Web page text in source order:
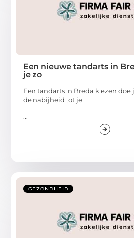
Een nieuwe tandarts in
je zo
Een tandarts in Breda kiezen doe
de nabijheid tot je
...
GEZONDHEID